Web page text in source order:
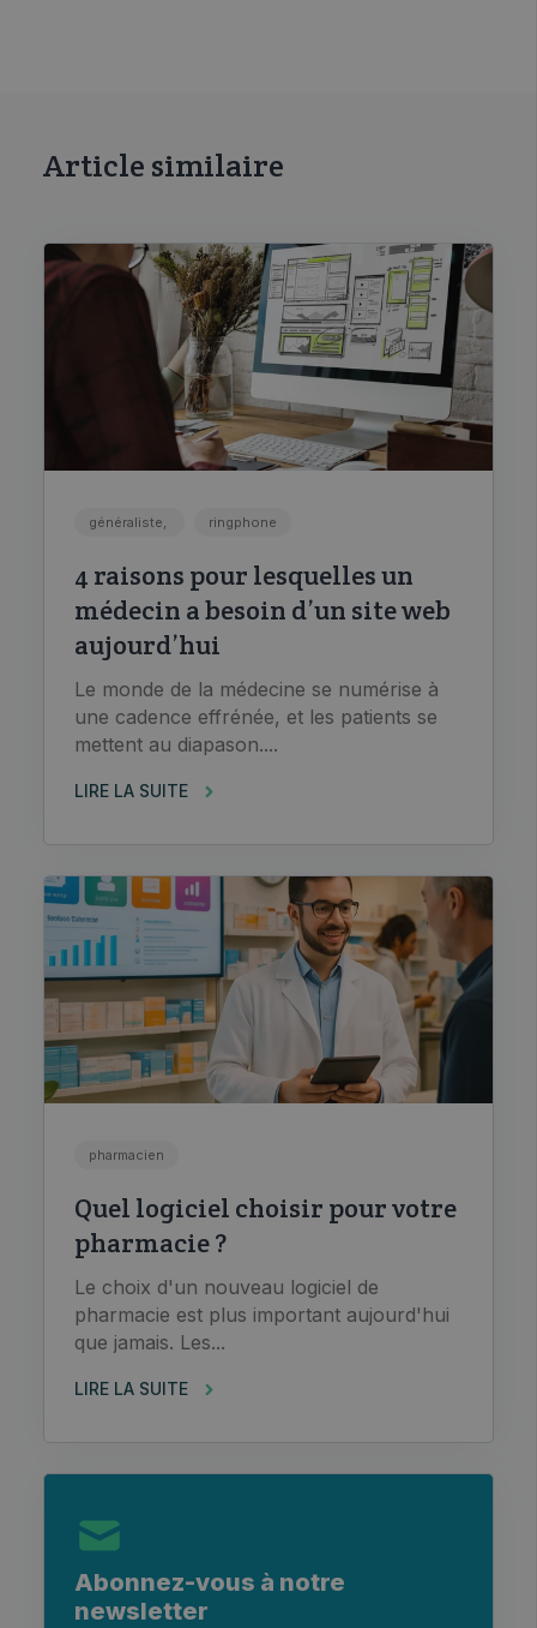
Article similaire
généraliste, ringphone
4 raisons pour lesquelles un
médecin a besoin d’un site web
aujourd’hui
Le monde de la médecine se numérise à
une cadence effrénée, et les patients se
mettent au diapason....
LIRE LA SUITE
pharmacien
Quel logiciel choisir pour votre
pharmacie ?
Le choix d'un nouveau logiciel de
pharmacie est plus important aujourd'hui
que jamais. Les...
LIRE LA SUITE
Abonnez-vous à notre
newsletter